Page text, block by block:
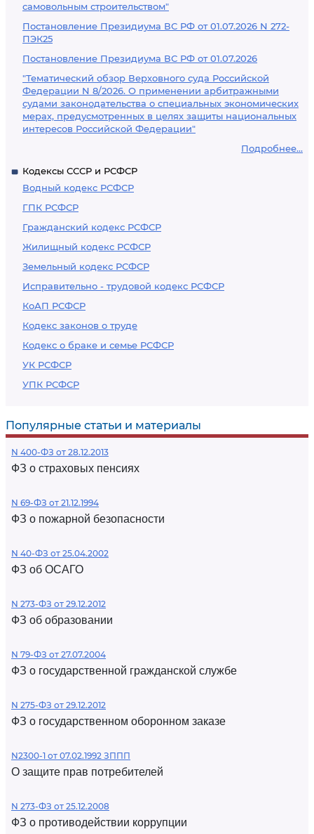
самовольным строительством"
Постановление Президиума ВС РФ от 01.07.2026 N 272-
ПЭК25
Постановление Президиума ВС РФ от 01.07.2026
"Тематический обзор Верховного суда Российской
Федерации N 8/2026. О применении арбитражными
судами законодательства о специальных экономических
мерах, предусмотренных в целях защиты национальных
интересов Российской Федерации"
Подробнее...
Кодексы СССР и РСФСР
Водный кодекс РСФСР
ГПК РСФСР
Гражданский кодекс РСФСР
Жилищный кодекс РСФСР
Земельный кодекс РСФСР
Исправительно - трудовой кодекс РСФСР
КоАП РСФСР
Кодекс законов о труде
Кодекс о браке и семье РСФСР
УК РСФСР
УПК РСФСР
Популярные статьи и материалы
N 400-ФЗ от 28.12.2013
ФЗ о страховых пенсиях
N 69-ФЗ от 21.12.1994
ФЗ о пожарной безопасности
N 40-ФЗ от 25.04.2002
ФЗ об ОСАГО
N 273-ФЗ от 29.12.2012
ФЗ об образовании
N 79-ФЗ от 27.07.2004
ФЗ о государственной гражданской службе
N 275-ФЗ от 29.12.2012
ФЗ о государственном оборонном заказе
N2300-1 от 07.02.1992 ЗППП
О защите прав потребителей
N 273-ФЗ от 25.12.2008
ФЗ о противодействии коррупции